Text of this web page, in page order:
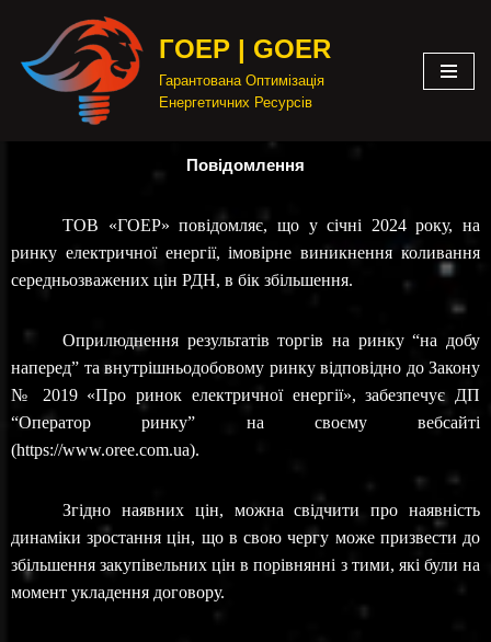
Перейти
до
ГОЕР | GOER
Гарантована Оптимізація
Енергетичних Ресурсів
Повідомлення
ТОВ «ГОЕР» повідомляє, що у січні 2024 року, на
ринку електричної енергії, імовірне виникнення коливання
середньозважених цін РДН, в бік збільшення.
Оприлюднення результатів торгів на ринку “на добу
наперед” та внутрішньодобовому ринку відповідно до Закону
№ 2019 «Про ринок електричної енергії»,забезпечує ДП
“Оператор ринку” на своєму вебсайті
(https://www.oree.com.ua).
Згідно наявних цін, можна свідчити про наявність
динаміки зростання цін, що в свою чергу може призвести до
збільшення закупівельних цін в порівнянні з тими, які були на
момент укладення договору.